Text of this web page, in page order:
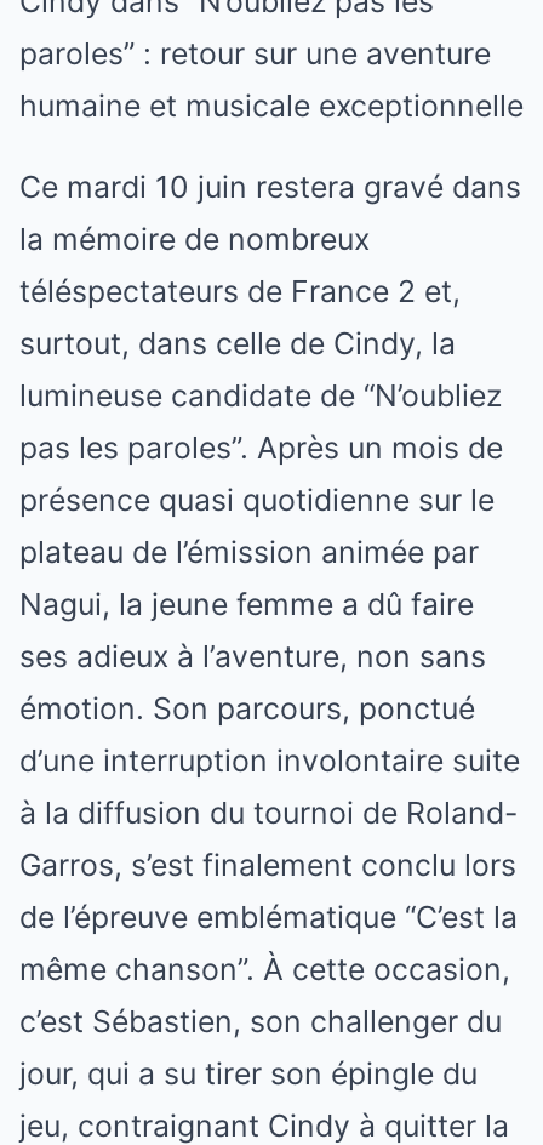
paroles” : retour sur une aventure
humaine et musicale exceptionnelle
Ce mardi 10 juin restera gravé dans
la mémoire de nombreux
téléspectateurs de France 2 et,
surtout, dans celle de Cindy, la
lumineuse candidate de “N’oubliez
pas les paroles”. Après un mois de
présence quasi quotidienne sur le
plateau de l’émission animée par
Nagui, la jeune femme a dû faire
ses adieux à l’aventure, non sans
émotion. Son parcours, ponctué
d’une interruption involontaire suite
à la diffusion du tournoi de Roland-
Garros, s’est finalement conclu lors
de l’épreuve emblématique “C’est la
même chanson”. À cette occasion,
c’est Sébastien, son challenger du
jour, qui a su tirer son épingle du
jeu, contraignant Cindy à quitter la